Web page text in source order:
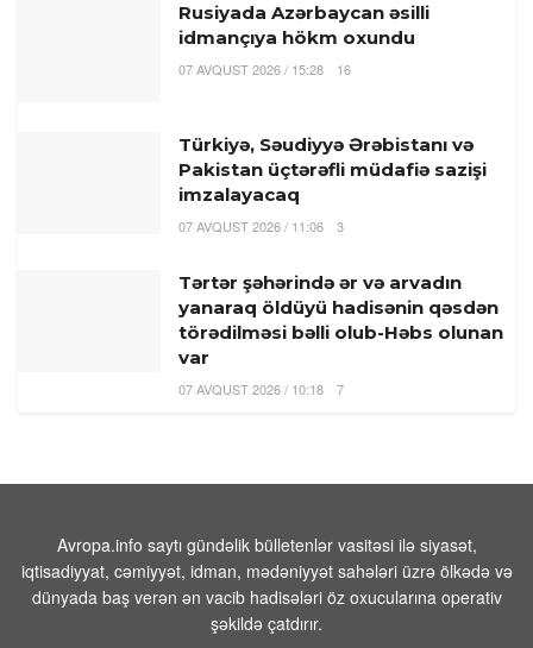
Rusiyada Azərbaycan əsilli
idmançıya hökm oxundu
07 AVQUST 2026 / 15:28 16
Türkiyə, Səudiyyə Ərəbistanı və
Pakistan üçtərəfli müdafiə sazişi
imzalayacaq
07 AVQUST 2026 / 11:06 3
Tərtər şəhərində ər və arvadın
yanaraq öldüyü hadisənin qəsdən
törədilməsi bəlli olub-Həbs olunan
var
07 AVQUST 2026 / 10:18 7
Rusiya səmasında gecə ərzində
203 pilotsuz təyyarə vurulub
07 AVQUST 2026 / 9:54
Avropa.info saytı gündəlik bülletenlər vasitəsi ilə siyasət,
iqtisadiyyat, cəmiyyət, idman, mədəniyyət sahələri üzrə ölkədə və
dünyada baş verən ən vacib hadisələri öz oxucularına operativ
şəkildə çatdırır.